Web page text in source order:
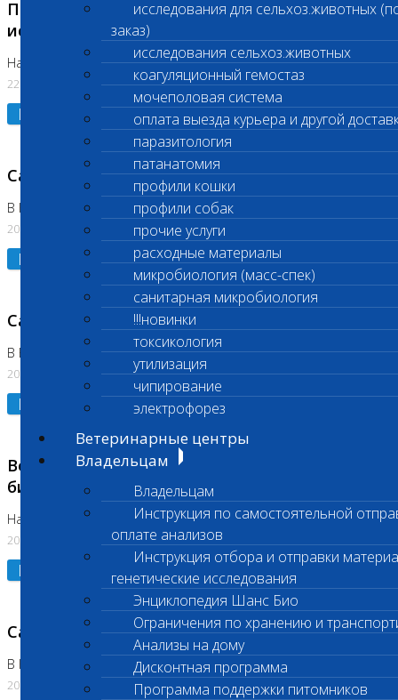
исследования для сельхоз.животных
заказ)
исследования сельхоз.животных
коагуляционный гемостаз
мочеполовая система
оплата выезда курьера и другой
паразитология
патанатомия
профили кошки
профили собак
прочие услуги
расходные материалы
микробиология (масс-спек)
санитарная микробиология
!!!новинки
токсикология
утилизация
чипирование
электрофорез
Ветеринарные центры
Владельцам
Владельцам
Инструкция по самостоятельной
оплате анализов
Инструкция отбора и отправки
генетические исследования
Энциклопедия Шанс Био
Ограничения по хранению и
Анализы на дому
Дисконтная программа
Программа поддержки питомников
Приостановлено выполнение биохимических
исследований
На Нагорной. Код ( 123,310,309)
22.07.2026
Подробнее
Санитарные дни
В Коломне 24.07.2026 и 28.07.2026
20.07.2026
Подробнее
Санитарный день
В Бутово 21.07.2026
20.07.2026
Подробнее
Возобновлено выполнение срочных
биохимических исследований
На Нагорной
20.07.2026
Подробнее
Санитарный день
В Коломне 20.07.2026
20.07.2026